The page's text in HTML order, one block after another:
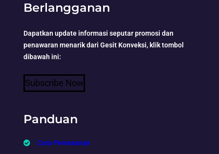
Berlangganan
Dapatkan update informasi seputar promosi dan
penawaran menarik dari Gesit Konveksi, klik tombol
dibawah ini:
Subscribe Now
Panduan
Cara Pemesanan